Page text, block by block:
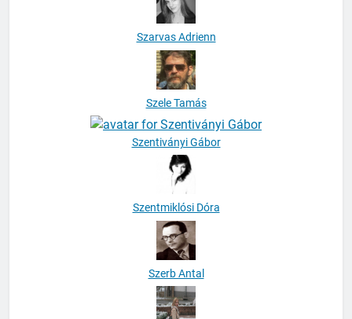
Szarvas Adrienn
Szele Tamás
Szentiványi Gábor
Szentmiklósi Dóra
Szerb Antal